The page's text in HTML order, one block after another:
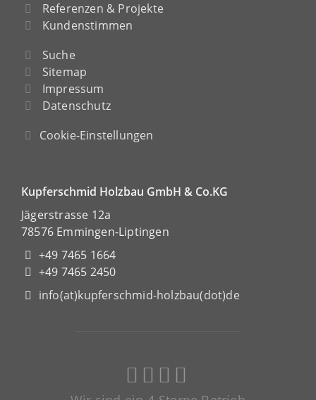
Referenzen & Projekte
Kundenstimmen
Suche
Sitemap
Impressum
Datenschutz
Cookie-Einstellungen
Kupferschmid Holzbau GmbH & Co.KG
Jägerstrasse 12a
78576 Emmingen-Liptingen
+49 7465 1664
+49 7465 2450
info(at)kupferschmid-holzbau(dot)de